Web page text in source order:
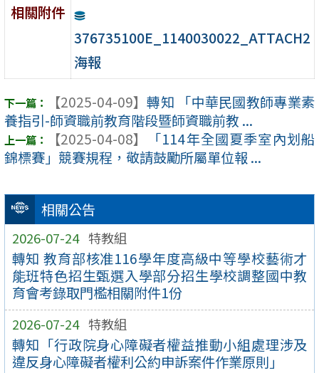
相關公告
2026-07-24 特教組
轉知 教育部核准116學年度高級中等學校藝術才
能班特色招生甄選入學部分招生學校調整國中教
育會考錄取門檻相關附件1份
2026-07-24 特教組
轉知「行政院身心障礙者權益推動小組處理涉及
違反身心障礙者權利公約申訴案件作業原則」
相關附件
376735100E_1140030022_ATTACH2
海報
【2025-04-09】 轉知 「中華民國教師專業素
養指引-師資職前教育階段暨師資職前教 ...
【2025-04-08】
「114年全國夏季室內划船
錦標賽」競賽規程，敬請鼓勵所屬單位報 ...